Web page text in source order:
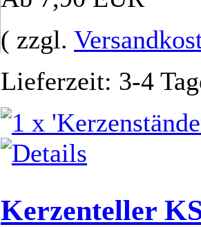
( zzgl.
Lieferzeit: 3-4
Kerzenteller